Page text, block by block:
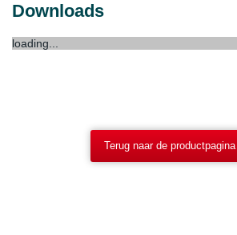
Downloads
loading...
Terug naar de productpagina